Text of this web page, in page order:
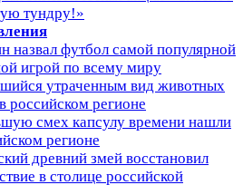
тундру!»
назвал футбол самой популярной
игрой по всему миру
утраченным вид животных
российском регионе
смех капсулу времени нашли
регионе
древний змей восстановил
в столице российской